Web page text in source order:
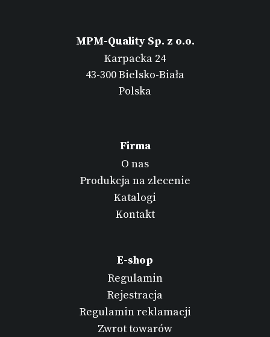
MPM-Quality Sp. z o.o.
Karpacka 24
43-300 Bielsko-Biała
Polska
Firma
O nas
Produkcja na zlecenie
Katalogi
Kontakt
E-shop
Regulamin
Rejestracja
Regulamin reklamacji
Zwrot towarów